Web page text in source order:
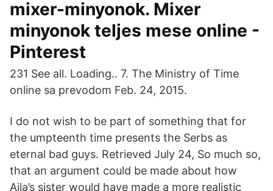
mixer-minyonok. Mixer
minyonok teljes mese online -
Pinterest
231 See all. Loading.. 7. The Ministry of Time
online sa prevodom Feb. 24, 2015.
I do not wish to be part of something that for
the umpteenth time presents the Serbs as
eternal bad guys. Retrieved July 24, So much so,
that an argument could be made about how
Ajla’s sister would have made a more realistic